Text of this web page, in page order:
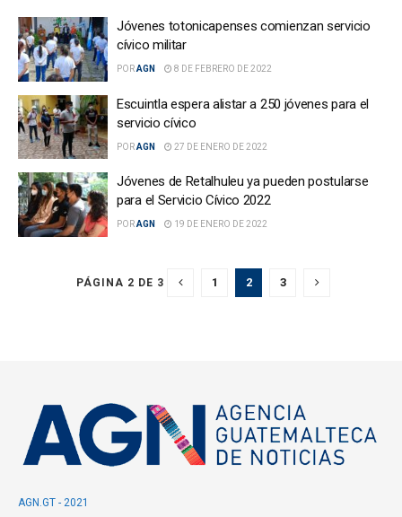
Jóvenes totonicapenses comienzan servicio
cívico militar
PORAGN 8 DE FEBRERO DE 2022
Escuintla espera alistar a 250 jóvenes para el
servicio cívico
PORAGN 27 DE ENERO DE 2022
Jóvenes de Retalhuleu ya pueden postularse
para el Servicio Cívico 2022
PORAGN 19 DE ENERO DE 2022
PÁGINA 2 DE 3 1 2 3
AGN.GT - 2021